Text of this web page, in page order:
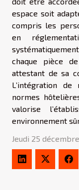
espace soit
compris les
en
chaque pièce
attestant de sa
L’intégration
normes
valorise
environnement
Jeudi 25